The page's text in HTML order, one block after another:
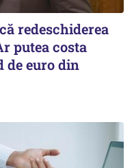
redeschiderea
putea costa
de euro din